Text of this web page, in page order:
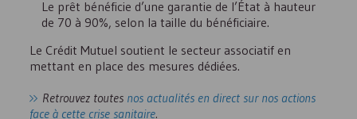
Le prêt bénéficie d’une garantie de l’État à hauteur
de 70 à 90%, selon la taille du bénéficiaire.
Le Crédit Mutuel soutient le secteur associatif en
mettant en place des mesures dédiées.
Retrouvez toutes nos actualités en direct sur nos actions
face à cette crise sanitaire.